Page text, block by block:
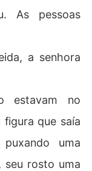
As pessoas
a senhora
estavam no
que saía
uma
seu rosto uma